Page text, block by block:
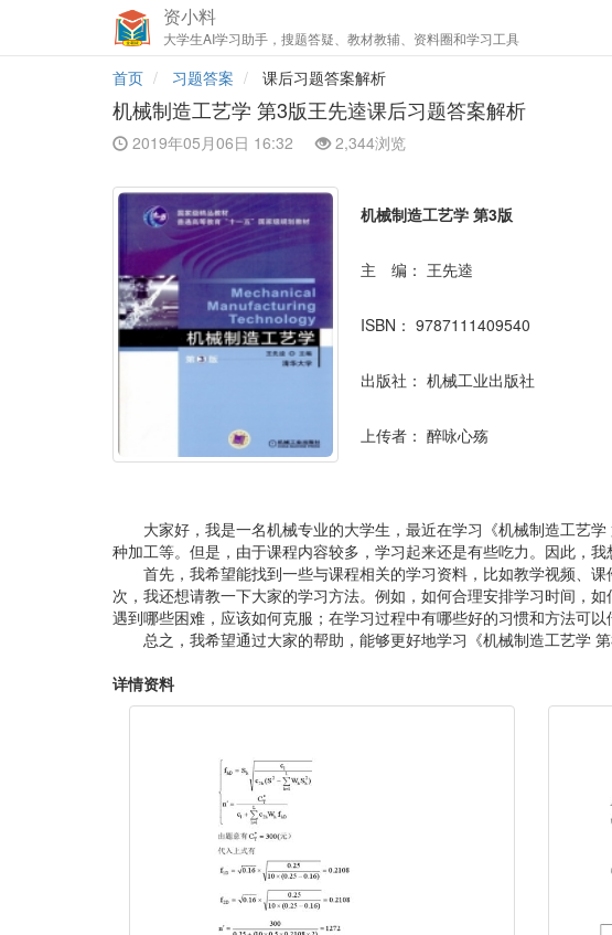
资小料
大学生AI学习助手，搜题答疑、教材教辅、资料圈和学习工具
首页 习题答案 课后习题答案解析
机械制造工艺学 第3版王先逵课后习题答案解析
2019年05月06日 16:32 2,344浏览
机械制造工艺学 第3版
主 编： 王先逵
ISBN： 9787111409540
出版社： 机械工业出版社
上传者： 醉咏心殇
大家好，我是一名机械专业的大学生，最近在学习《机械制造工艺
种加工等。但是，由于课程内容较多，学习起来还是有些吃力。因此，
首先，我希望能找到一些与课程相关的学习资料，比如教学视频、
次，我还想请教一下大家的学习方法。例如，如何合理安排学习时间，
遇到哪些困难，应该如何克服；在学习过程中有哪些好的习惯和方法可以
总之，我希望通过大家的帮助，能够更好地学习《机械制造工艺学
详情资料